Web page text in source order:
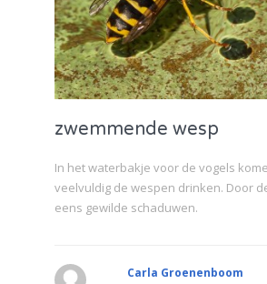
zwemmende wesp
In het waterbakje voor de vogels
veelvuldig de wespen drinken. Door
eens gewilde schaduwen.
Carla Groenenboom